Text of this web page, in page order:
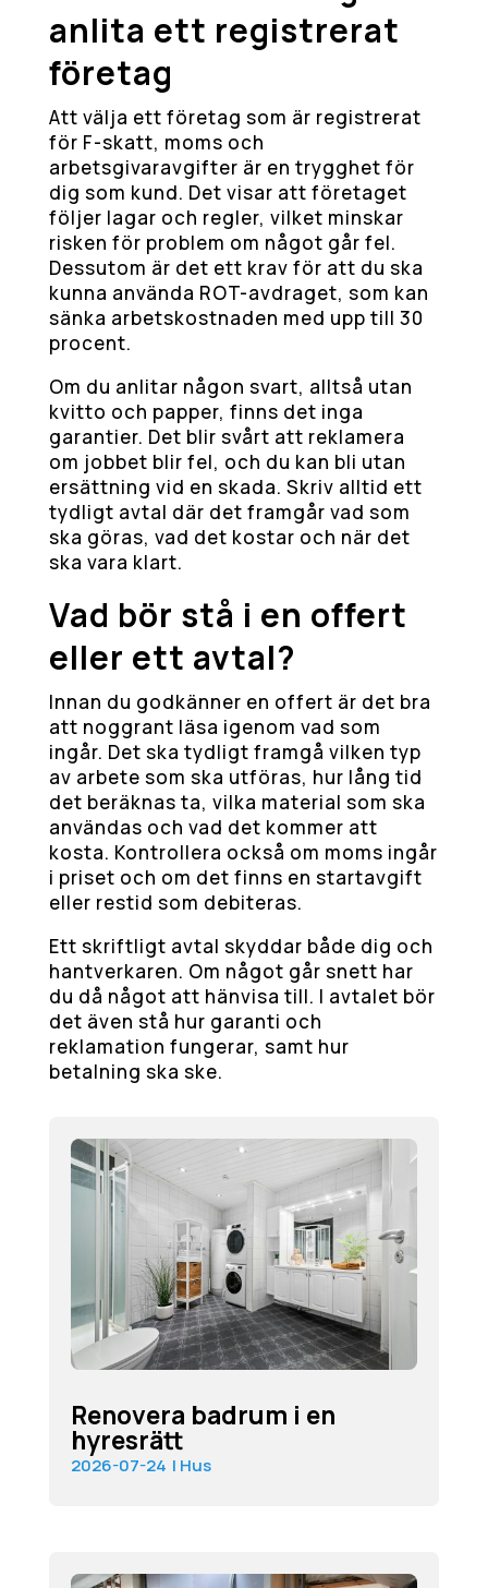
anlita ett registrerat
företag
Att välja ett företag som är registrerat
för F-skatt, moms och
arbetsgivaravgifter är en trygghet för
dig som kund. Det visar att företaget
följer lagar och regler, vilket minskar
risken för problem om något går fel.
Dessutom är det ett krav för att du ska
kunna använda ROT-avdraget, som kan
sänka arbetskostnaden med upp till 30
procent.
Om du anlitar någon svart, alltså utan
kvitto och papper, finns det inga
garantier. Det blir svårt att reklamera
om jobbet blir fel, och du kan bli utan
ersättning vid en skada. Skriv alltid ett
tydligt avtal där det framgår vad som
ska göras, vad det kostar och när det
ska vara klart.
Vad bör stå i en offert
eller ett avtal?
Innan du godkänner en offert är det bra
att noggrant läsa igenom vad som
ingår. Det ska tydligt framgå vilken typ
av arbete som ska utföras, hur lång tid
det beräknas ta, vilka material som ska
användas och vad det kommer att
kosta. Kontrollera också om moms ingår
i priset och om det finns en startavgift
eller restid som debiteras.
Ett skriftligt avtal skyddar både dig och
hantverkaren. Om något går snett har
du då något att hänvisa till. I avtalet bör
det även stå hur garanti och
reklamation fungerar, samt hur
betalning ska ske.
Renovera badrum i en
hyresrätt
2026-07-24 | Hus